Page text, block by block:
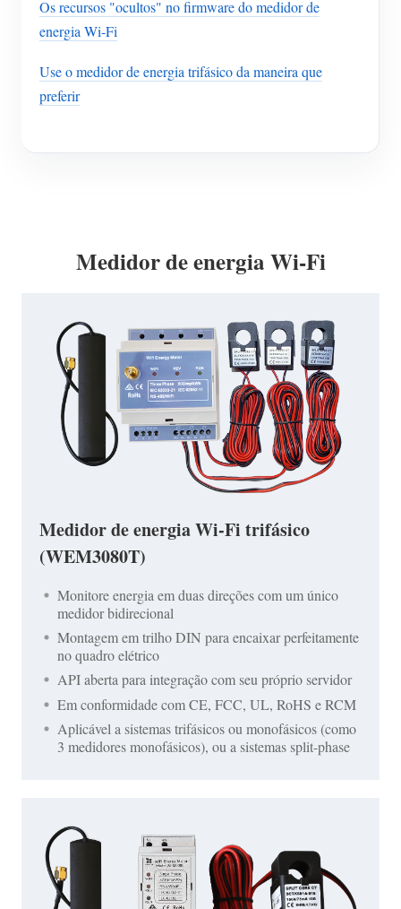
Os recursos "ocultos" no firmware do medidor de
energia Wi-Fi
Use o medidor de energia trifásico da maneira que
preferir
Medidor de energia Wi-Fi
Medidor de energia Wi-Fi trifásico
(WEM3080T)
Monitore energia em duas direções com um único
medidor bidirecional
Montagem em trilho DIN para encaixar perfeitamente
no quadro elétrico
API aberta para integração com seu próprio servidor
Em conformidade com CE, FCC, UL, RoHS e RCM
Aplicável a sistemas trifásicos ou monofásicos (como
3 medidores monofásicos), ou a sistemas split-phase